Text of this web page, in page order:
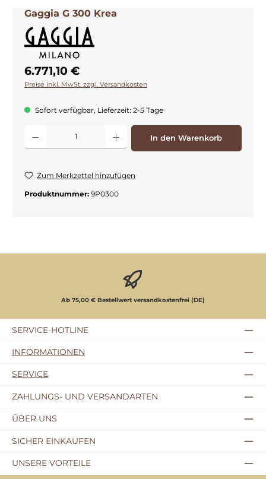
Gaggia G 300 Krea
6.771,10 €
Preise inkl. MwSt. zzgl. Versandkosten
Sofort verfügbar, Lieferzeit: 2-5 Tage
Produkt Anzahl: Gib den gewünschten Wert ein oder benutze die
In den Warenkorb
Zum Merkzettel hinzufügen
Produktnummer: 9P0300
Ab 75,00 € Bestellwert versandkostenfrei (DE)
SERVICE-HOTLINE
INFORMATIONEN
SERVICE
ZAHLUNGS- UND VERSANDARTEN
ÜBER UNS
SICHER EINKAUFEN
UNSERE VORTEILE